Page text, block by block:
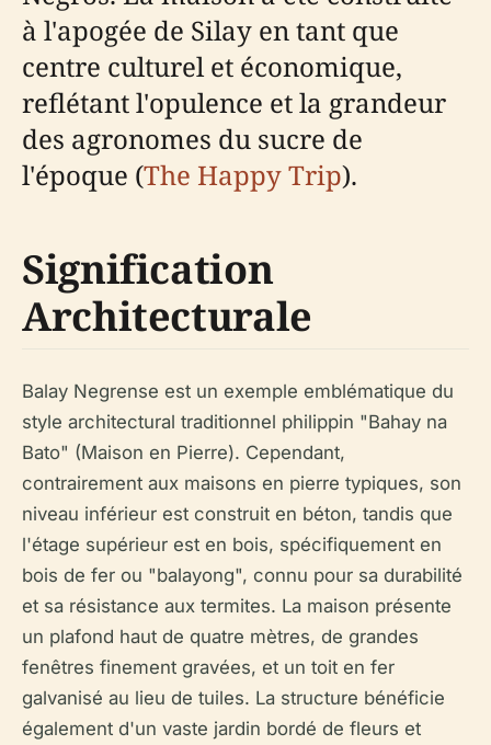
à l'apogée de Silay en tant que
centre culturel et économique,
reflétant l'opulence et la grandeur
des agronomes du sucre de
l'époque (The Happy Trip).
Signification
Architecturale
Balay Negrense est un exemple emblématique du
style architectural traditionnel philippin "Bahay na
Bato" (Maison en Pierre). Cependant,
contrairement aux maisons en pierre typiques, son
niveau inférieur est construit en béton, tandis que
l'étage supérieur est en bois, spécifiquement en
bois de fer ou "balayong", connu pour sa durabilité
et sa résistance aux termites. La maison présente
un plafond haut de quatre mètres, de grandes
fenêtres finement gravées, et un toit en fer
galvanisé au lieu de tuiles. La structure bénéficie
également d'un vaste jardin bordé de fleurs et